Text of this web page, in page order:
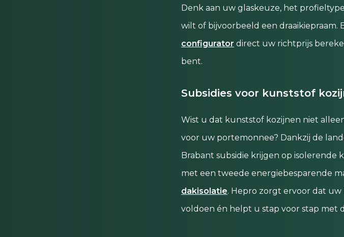
Denk aan uw glaskeuze, het
wilt of bijvoorbeeld een draaikiepraam.
configurator direct uw richtprijs
bent.
Subsidies voor kunststof
Wist u dat kunststof kozijnen niet
voor uw portemonnee? Dankzij de
Brabant subsidie krijgen op isolerende
met een tweede energiebesparende
dakisolatie. Hepro zorgt ervoor dat
voldoen én helpt u stap voor stap met